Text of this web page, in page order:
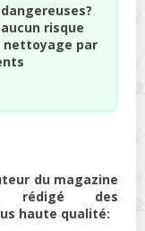
risque
nettoyage par
du magazine
a rédigé des
haute qualité: